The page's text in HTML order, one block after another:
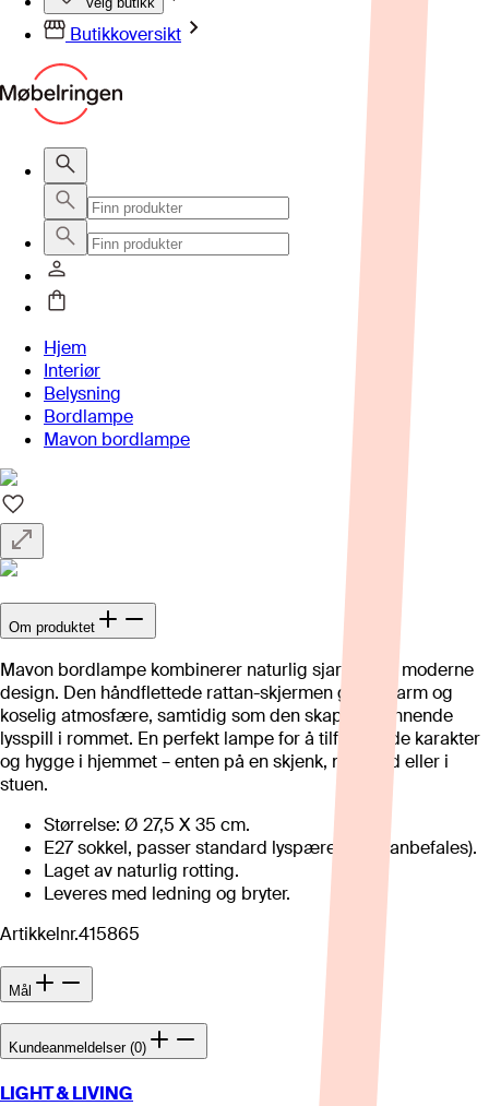
Butikkoversikt
Hjem
Interiør
Belysning
Bordlampe
Mavon bordlampe
Om produktet
Mavon bordlampe kombinerer naturlig sjarm med moderne
design. Den håndflettede rattan-skjermen gir en varm og
koselig atmosfære, samtidig som den skaper spennende
lysspill i rommet. En perfekt lampe for å tilføre både karakter
og hygge i hjemmet – enten på en skjenk, nattbord eller i
stuen.
Størrelse: Ø 27,5 X 35 cm.
E27 sokkel, passer standard lyspærer (LED anbefales).
Laget av naturlig rotting.
Leveres med ledning og bryter.
Artikkelnr.415865
Mål
Kundeanmeldelser (0)
LIGHT & LIVING